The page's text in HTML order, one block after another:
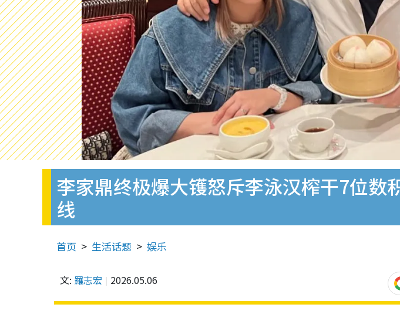
李家鼎终极爆大镬怒斥李泳汉榨干7位数
线
首页 生活话题 娱乐
文: 羅志宏 2026.05.06